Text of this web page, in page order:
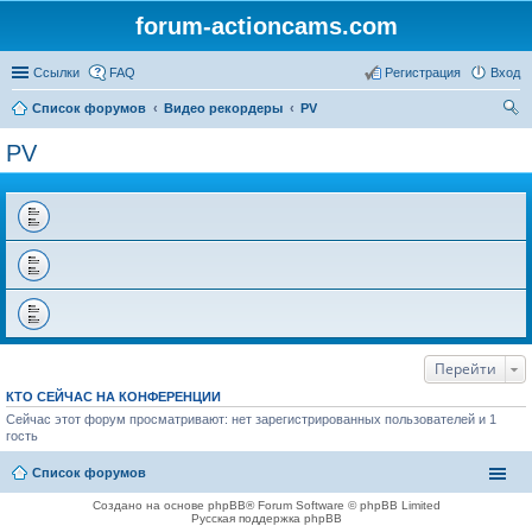
forum-actioncams.com
Ссылки FAQ Вход
Регистрация
Список форумов Видео рекордеры
PV
PV
Перейти
КТО СЕЙЧАС НА КОНФЕРЕНЦИИ
Сейчас этот форум просматривают: нет зарегистрированных пользователей и 1
гость
Список форумов
Создано на основе phpBB® Forum Software © phpBB Limited
Русская поддержка phpBB